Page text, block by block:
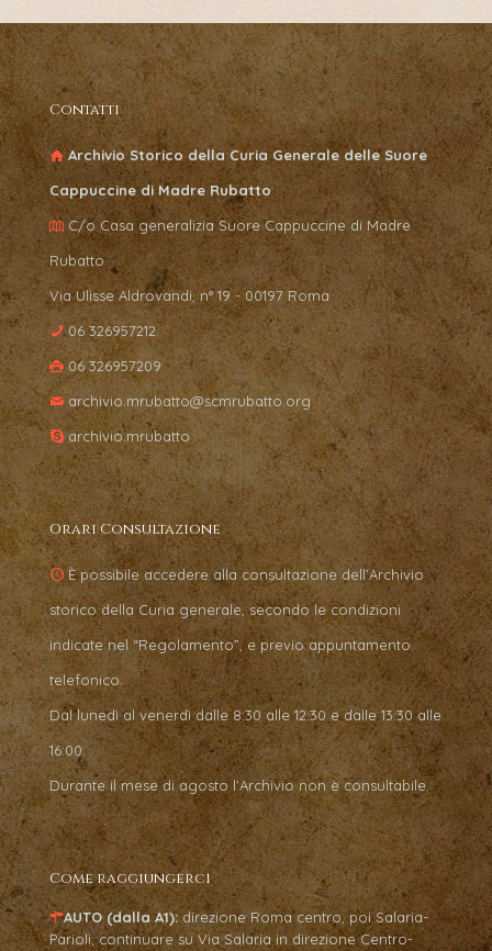
Contatti
Archivio Storico della Curia Generale delle Suore
Cappuccine di Madre Rubatto
C/o Casa generalizia Suore Cappuccine di Madre
Rubatto
Via Ulisse Aldrovandi, n° 19 - 00197 Roma
06 326957212
06 326957209
archivio.mrubatto@scmrubatto.org
archivio.mrubatto
Orari Consultazione
È possibile accedere alla consultazione dell’Archivio
storico della Curia generale, secondo le condizioni
indicate nel “Regolamento”, e previo appuntamento
telefonico.
Dal lunedì al venerdì dalle 8:30 alle 12:30 e dalle 13:30 alle
16:00.
Durante il mese di agosto l’Archivio non è consultabile.
Come raggiungerci
AUTO (dalla A1): direzione Roma centro, poi Salaria-
Parioli, continuare su Via Salaria in direzione Centro-